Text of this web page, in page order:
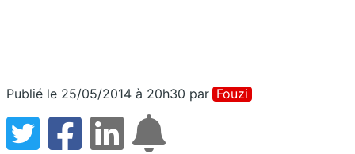
Publié le 25/05/2014 à 20h30 par Fouzi